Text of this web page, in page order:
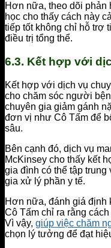
Hơn nữa, theo dõi phản
học cho thấy cách này
tiếp tốt không chỉ hỗ trợ
điều trị tổng thể.
6.3. Kết hợp với
Kết hợp với dịch vụ
cho chăm sóc người
chuyên gia giảm gánh
đơn vị như Cô Tấm để
sâu.
Bên cạnh đó, dịch vụ
McKinsey cho thấy kết
gia đình có thể tập trung
gia xử lý phần y tế.
Hơn nữa, đánh giá định
Cô Tấm chỉ ra rằng
Vì vậy, giúp việc chăm
chọn lý tưởng để đạt